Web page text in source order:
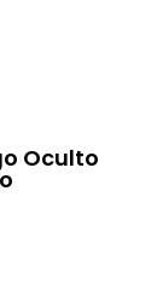
Oculto